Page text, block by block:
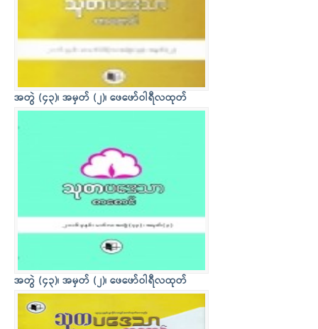
အတွဲ (၄၃)၊ အမှတ် (၂)၊ ဖေဖော်ဝါရီလထုတ်
အတွဲ (၄၃)၊ အမှတ် (၂)၊ ဖေဖော်ဝါရီလထုတ်